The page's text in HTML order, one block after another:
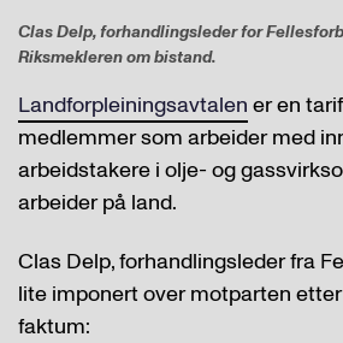
Clas Delp, forhandlingsleder for
Riksmekleren om bistand.
Landforpleiningsavtalen er en
medlemmer som arbeider med
arbeidstakere i olje- og
arbeider på land.
Clas Delp, forhandlingsleder fra
lite imponert over motparten
faktum: